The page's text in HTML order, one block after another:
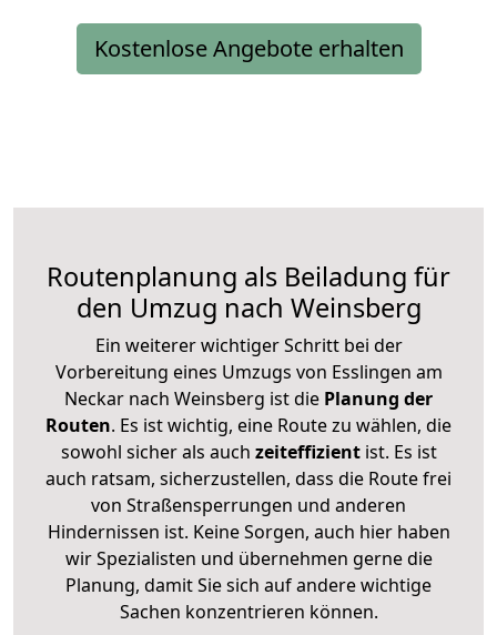
Kostenlose Angebote erhalten
Routenplanung als Beiladung für
den Umzug nach Weinsberg
Ein weiterer wichtiger Schritt bei der
Vorbereitung eines Umzugs von Esslingen am
Neckar nach Weinsberg ist die Planung der
Routen. Es ist wichtig, eine Route zu wählen, die
sowohl sicher als auch zeiteffizientist. Es ist
auch ratsam, sicherzustellen, dass die Route frei
von Straßensperrungen und anderen
Hindernissen ist. Keine Sorgen, auch hier haben
wir Spezialisten und übernehmen gerne die
Planung, damit Sie sich auf andere wichtige
Sachen konzentrieren können.